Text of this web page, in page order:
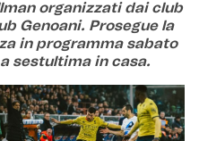
organizzati dai club
Genoani. Prosegue la
in programma sabato
sestultima in casa.